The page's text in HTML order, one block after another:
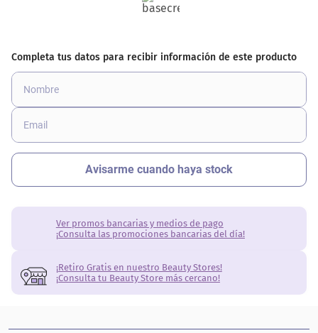
Ver promos bancarias y medios de pago
¡Consulta las promociones bancarias del día!
¡Retiro Gratis en nuestro Beauty Stores!
¡Consulta tu Beauty Store más cercano!